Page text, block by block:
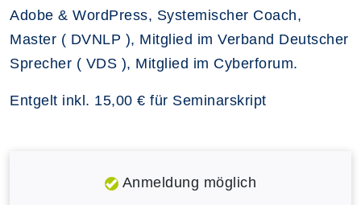
Adobe & WordPress, Systemischer Coach,
Master ( DVNLP ), Mitglied im Verband Deutscher
Sprecher ( VDS ), Mitglied im Cyberforum.
Entgelt inkl. 15,00 € für Seminarskript
Anmeldung möglich